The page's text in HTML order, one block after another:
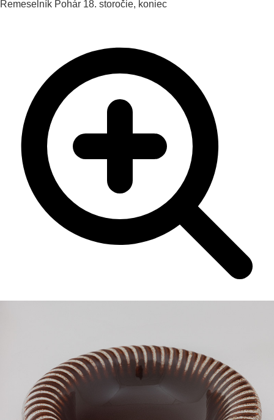
Remeselník Pohár 18. storočie, koniec